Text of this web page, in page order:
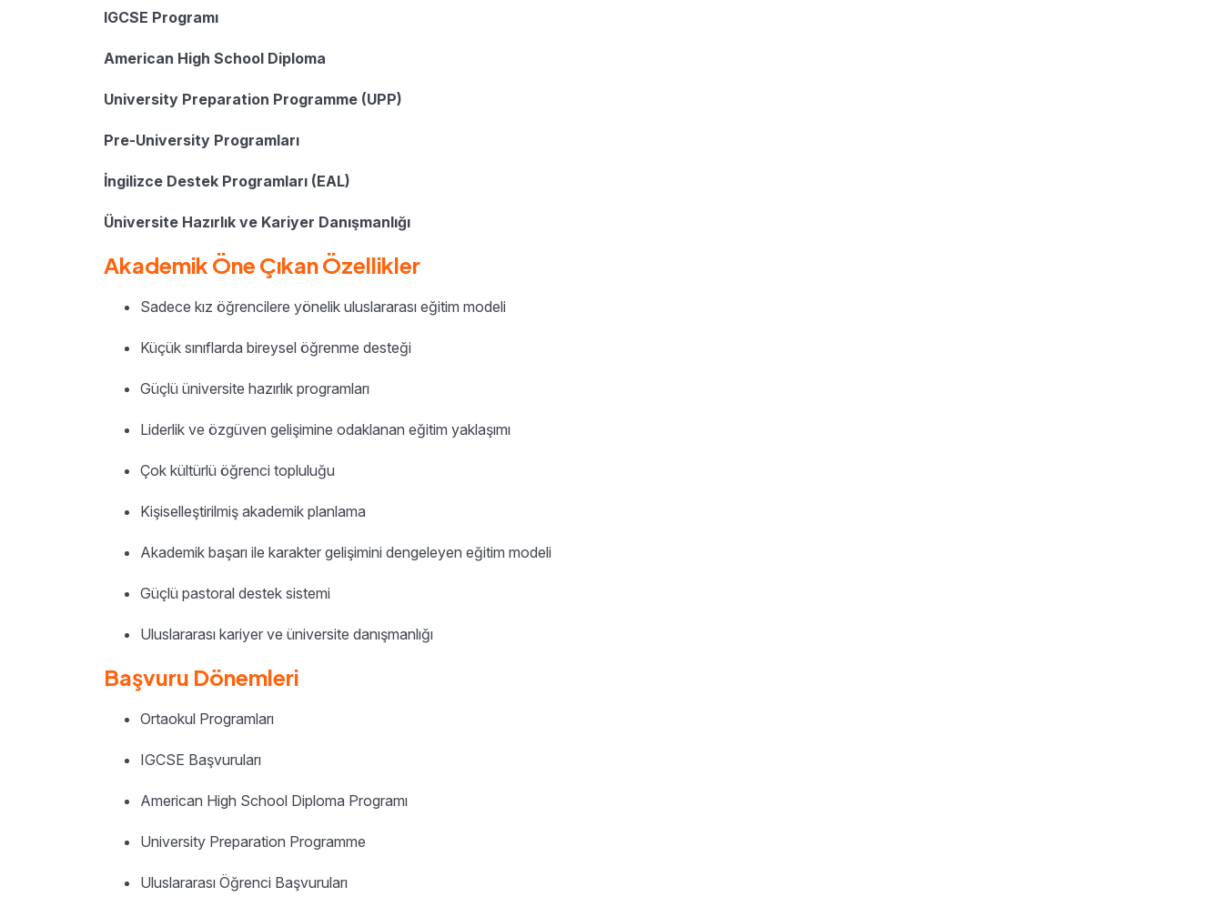
IGCSE Programı
American High School Diploma
University Preparation Programme (UPP)
Pre-University Programları
İngilizce Destek Programları (EAL)
Üniversite Hazırlık ve Kariyer Danışmanlığı
Akademik Öne Çıkan Özellikler
Sadece kız öğrencilere yönelik uluslararası eğitim modeli
Küçük sınıflarda bireysel öğrenme desteği
Güçlü üniversite hazırlık programları
Liderlik ve özgüven gelişimine odaklanan eğitim yaklaşımı
Çok kültürlü öğrenci topluluğu
Kişiselleştirilmiş akademik planlama
Akademik başarı ile karakter gelişimini dengeleyen eğitim modeli
Güçlü pastoral destek sistemi
Uluslararası kariyer ve üniversite danışmanlığı
Başvuru Dönemleri
Ortaokul Programları
IGCSE Başvuruları
American High School Diploma Programı
University Preparation Programme
Uluslararası Öğrenci Başvuruları